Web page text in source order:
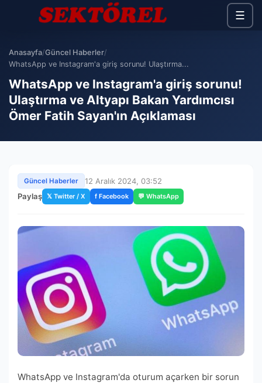
☰
Anasayfa/Güncel Haberler/
WhatsApp ve Instagram'a giriş sorunu! Ulaştırma...
WhatsApp ve Instagram'a giriş sorunu!
Ulaştırma ve Altyapı Bakan Yardımcısı
Ömer Fatih Sayan'ın Açıklaması
Güncel Haberler
12 Aralık 2024, 03:52
Paylaş 𝕏 Twitter / X f Facebook 💬 WhatsApp
WhatsApp ve Instagram'da oturum açarken bir sorun